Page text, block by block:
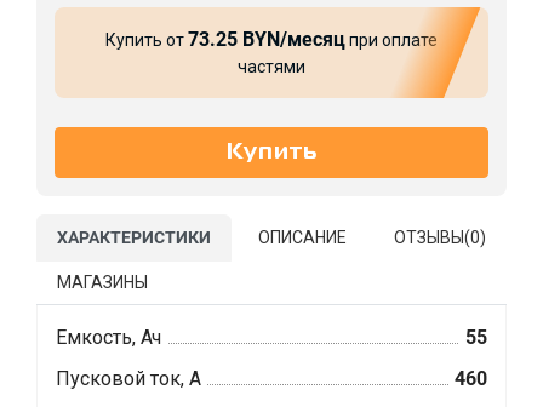
Купить от73.25 BYN/месяцпри оплате
частями
ХАРАКТЕРИСТИКИ ОПИСАНИЕ ОТЗЫВЫ(0)
МАГАЗИНЫ
Емкость, Ач
55
Пусковой ток, А
460